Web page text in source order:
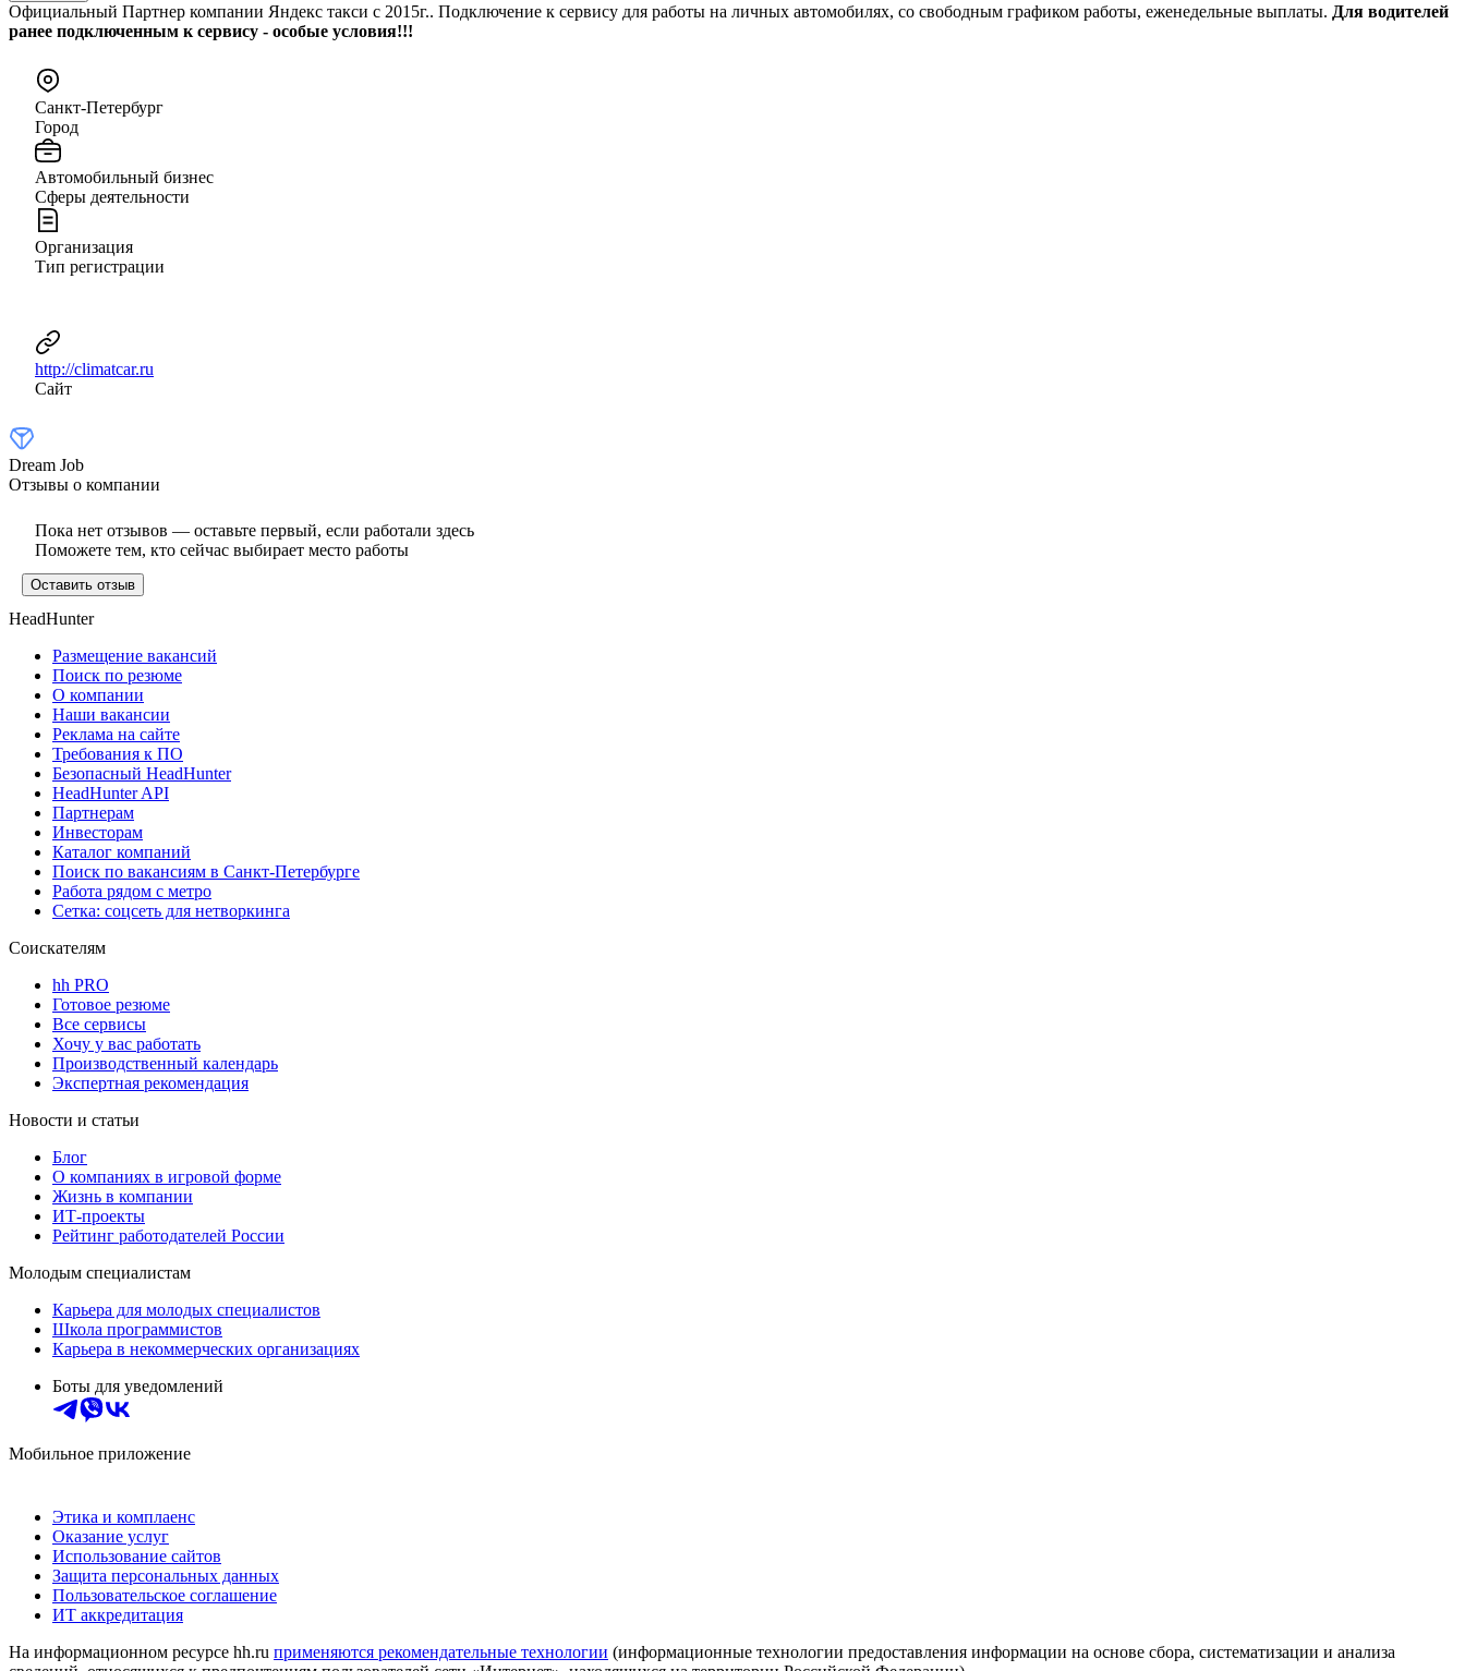
Официальный Партнер компании Яндекс такси с 2015г.. Подключение к сервису для работы на личных автомобилях, со свободным графиком работы, еженедельные выплаты. Для водителей
ранее подключенным к сервису - особые условия!!!
Санкт-Петербург
Город
Автомобильный бизнес
Сферы деятельности
Организация
Тип регистрации
http://climatcar.ru
Сайт
Dream Job
Отзывы о компании
Пока нет отзывов — оставьте первый, если работали здесь
Поможете тем, кто сейчас выбирает место работы
Оставить отзыв
HeadHunter
Размещение вакансий
Поиск по резюме
О компании
Наши вакансии
Реклама на сайте
Требования к ПО
Безопасный HeadHunter
HeadHunter API
Партнерам
Инвесторам
Каталог компаний
Поиск по вакансиям в Санкт-Петербурге
Работа рядом с метро
Сетка: соцсеть для нетворкинга
Соискателям
hh PRO
Готовое резюме
Все сервисы
Хочу у вас работать
Производственный календарь
Экспертная рекомендация
Новости и статьи
Блог
О компаниях в игровой форме
Жизнь в компании
ИТ-проекты
Рейтинг работодателей России
Молодым специалистам
Карьера для молодых специалистов
Школа программистов
Карьера в некоммерческих организациях
Боты для уведомлений
Мобильное приложение
Этика и комплаенс
Оказание услуг
Использование сайтов
Защита персональных данных
Пользовательское соглашение
ИТ аккредитация
На информационном ресурсе hh.ru применяются рекомендательные технологии (информационные технологии предоставления информации на основе сбора, систематизации и анализа